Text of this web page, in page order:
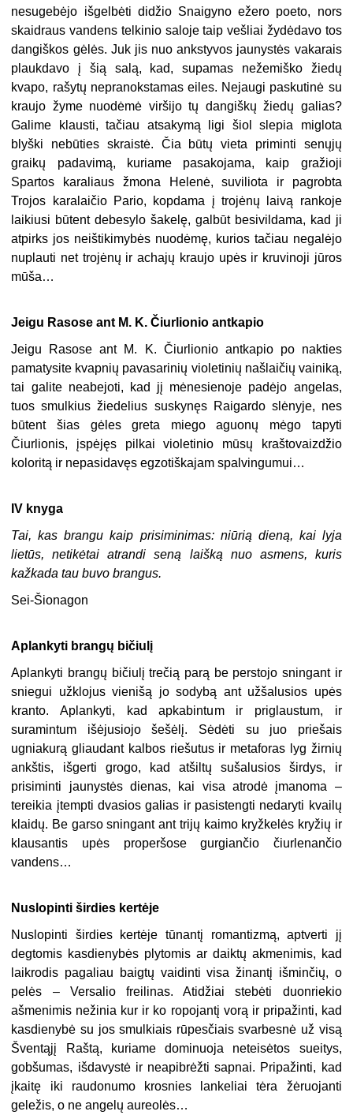
nesugebėjo išgelbėti didžio Snaigyno ežero poeto, nors
skaidraus vandens telkinio saloje taip vešliai žydėdavo tos
dangiškos gėlės. Juk jis nuo ankstyvos jaunystės vakarais
plaukdavo į šią salą, kad, supamas nežemiško žiedų
kvapo, rašytų nepranokstamas eiles. Nejaugi paskutinė su
kraujo žyme nuodėmė viršijo tų dangiškų žiedų galias?
Galime klausti, tačiau atsakymą ligi šiol slepia miglota
blyški nebūties skraistė. Čia būtų vieta priminti senųjų
graikų padavimą, kuriame pasakojama, kaip gražioji
Spartos karaliaus žmona Helenė, suviliota ir pagrobta
Trojos karalaičio Pario, kopdama į trojėnų laivą rankoje
laikiusi būtent debesylo šakelę, galbūt besivildama, kad ji
atpirks jos neištikimybės nuodėmę, kurios tačiau negalėjo
nuplauti net trojėnų ir achajų kraujo upės ir kruvinoji jūros
mūša…
Jeigu Rasose ant M. K. Čiurlionio antkapio
Jeigu Rasose ant M. K. Čiurlionio antkapio po nakties
pamatysite kvapnių pavasarinių violetinių našlaičių vainiką,
tai galite neabejoti, kad jį mėnesienoje padėjo angelas,
tuos smulkius žiedelius suskynęs Raigardo slėnyje, nes
būtent šias gėles greta miego aguonų mėgo tapyti
Čiurlionis, įspėjęs pilkai violetinio mūsų kraštovaizdžio
koloritą ir nepasidavęs egzotiškajam spalvingumui…
IV knyga
Tai, kas brangu kaip prisiminimas: niūrią dieną, kai lyja
lietūs, netikėtai atrandi seną laišką nuo asmens, kuris
kažkada tau buvo brangus.
Sei-Šionagon
Aplankyti brangų bičiulį
Aplankyti brangų bičiulį trečią parą be perstojo sningant ir
sniegui užklojus vienišą jo sodybą ant užšalusios upės
kranto. Aplankyti, kad apkabintum ir priglaustum, ir
suramintum išėjusiojo šešėlį. Sėdėti su juo priešais
ugniakurą gliaudant kalbos riešutus ir metaforas lyg žirnių
ankštis, išgerti grogo, kad atšiltų sušalusios širdys, ir
prisiminti jaunystės dienas, kai visa atrodė įmanoma –
tereikia įtempti dvasios galias ir pasistengti nedaryti kvailų
klaidų. Be garso sningant ant trijų kaimo kryžkelės kryžių ir
klausantis upės properšose gurgiančio čiurlenančio
vandens…
Nuslopinti širdies kertėje
Nuslopinti širdies kertėje tūnantį romantizmą, aptverti jį
degtomis kasdienybės plytomis ar daiktų akmenimis, kad
laikrodis pagaliau baigtų vaidinti visa žinantį išminčių, o
pelės – Versalio freilinas. Atidžiai stebėti duonriekio
ašmenimis nežinia kur ir ko ropojantį vorą ir pripažinti, kad
kasdienybė su jos smulkiais rūpesčiais svarbesnė už visą
Šventąjį Raštą, kuriame dominuoja neteisėtos sueitys,
gobšumas, išdavystė ir neapibrėžti sapnai. Pripažinti, kad
įkaitę iki raudonumo krosnies lankeliai tėra žėruojanti
geležis, o ne angelų aureolės…